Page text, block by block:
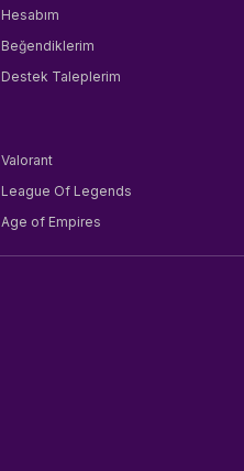
Hesabım
Beğendiklerim
Destek Taleplerim
Valorant
League Of Legends
Age of Empires